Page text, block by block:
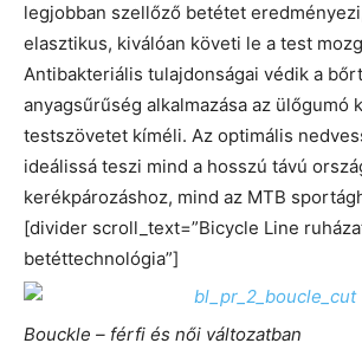
legjobban szellőző betétet
elasztikus, kiválóan követi le a test
Antibakteriális tulajdonságai védik a
anyagsűrűség alkalmazása az ülőgumó
testszövetet kíméli. Az optimális
ideálissá teszi mind a hosszú távú
kerékpározáshoz, mind az MTB
[divider scroll_text=”Bicycle Line
betéttechnológia”]
Bouckle – férfi és női változatban